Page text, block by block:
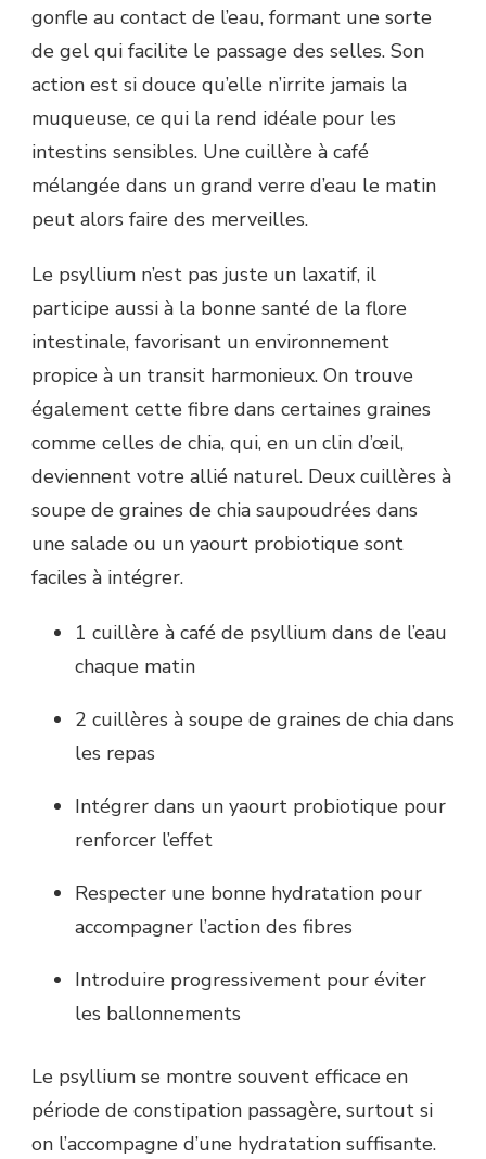
gonfle au contact de l’eau, formant une sorte
de gel qui facilite le passage des selles. Son
action est si douce qu’elle n’irrite jamais la
muqueuse, ce qui la rend idéale pour les
intestins sensibles. Une cuillère à café
mélangée dans un grand verre d’eau le matin
peut alors faire des merveilles.
Le psyllium n’est pas juste un laxatif, il
participe aussi à la bonne santé de la flore
intestinale, favorisant un environnement
propice à un transit harmonieux. On trouve
également cette fibre dans certaines graines
comme celles de chia, qui, en un clin d’œil,
deviennent votre allié naturel. Deux cuillères à
soupe de graines de chia saupoudrées dans
une salade ou un yaourt probiotique sont
faciles à intégrer.
1 cuillère à café de psyllium dans de l’eau
chaque matin
2 cuillères à soupe de graines de chia dans
les repas
Intégrer dans un yaourt probiotique pour
renforcer l’effet
Respecter une bonne hydratation pour
accompagner l’action des fibres
Introduire progressivement pour éviter
les ballonnements
Le psyllium se montre souvent efficace en
période de constipation passagère, surtout si
on l’accompagne d’une hydratation suffisante.